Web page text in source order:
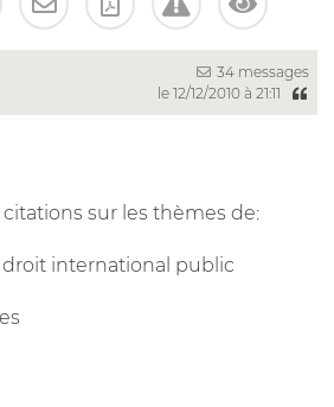
34 messages
le 12/12/2010 à 21:11
sur les thèmes de:
droit international public